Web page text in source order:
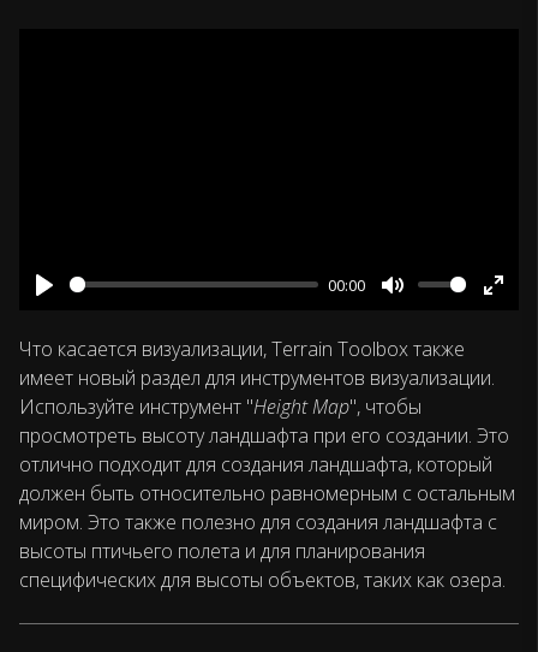
00:00
Что касается визуализации, Terrain Toolbox также
имеет новый раздел для инструментов визуализации.
Используйте инструмент "Height Map", чтобы
просмотреть высоту ландшафта при его создании. Это
отлично подходит для создания ландшафта, который
должен быть относительно равномерным с остальным
миром. Это также полезно для создания ландшафта с
высоты птичьего полета и для планирования
специфических для высоты объектов, таких как озера.